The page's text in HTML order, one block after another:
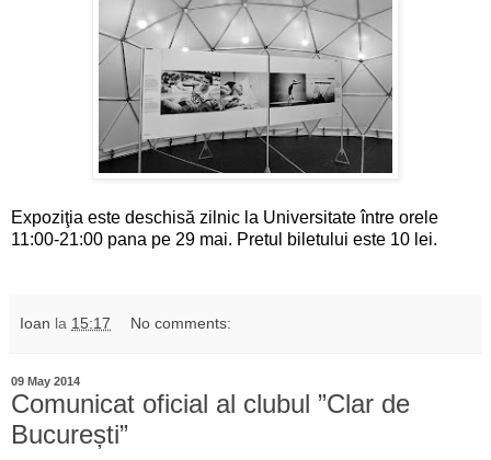
Expoziţia este deschisă zilnic la Universitate între orele
11:00-21:00 pana pe 29 mai. Pretul biletului este 10 lei.
Ioan la 15:17 No comments:
09 May 2014
Comunicat oficial al clubul ”Clar de
București”